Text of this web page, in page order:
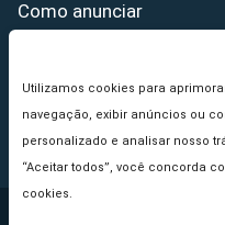
Utilizamos cookies para
navegação, exibir anúncios ou
personalizado e analisar nosso
“Aceitar todos”, você concorda
cookies.
Como anunciar
Princípios Editoriais
Copyright © 2026 -